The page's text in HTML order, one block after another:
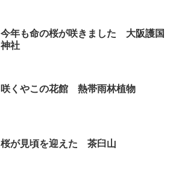
今年も命の桜が咲きました 大阪護国
神社
咲くやこの花館 熱帯雨林植物
桜が見頃を迎えた 茶臼山